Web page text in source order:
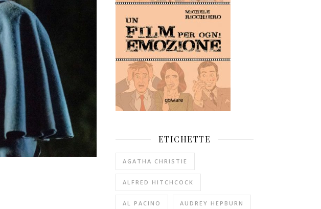
ETICHETTE
AGATHA CHRISTIE
ALFRED HITCHCOCK
AL PACINO AUDREY HEPBURN